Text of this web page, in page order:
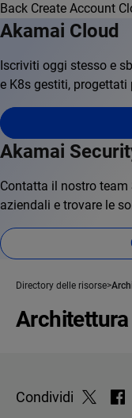
Back Create Account
Akamai Cloud
Iscriviti oggi stesso e
e K8s gestiti, progettati
Akamai
Contatta il nostro team
aziendali e trovare le
Directory delle risorse
Condividi